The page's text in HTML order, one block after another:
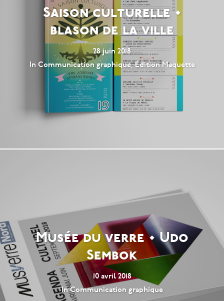
Saison culturelle •
blason de la ville
28 juin 2018
In Communication graphique,Édition Maquette
Musée du verre • Udo
Sembok
10 avril 2018
InCommunication graphique